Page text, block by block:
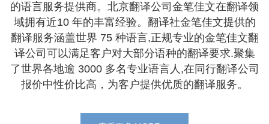
的语言服务提供商。北京翻译公司金笔佳文在翻译领
域拥有近10 年的丰富经验。翻译社金笔佳文提供的
翻译服务涵盖世界 75 种语言,正规专业的金笔佳文翻
译公司可以满足客户对大部分语种的翻译要求.聚集
了世界各地逾 3000 多名专业语言人,在同行翻译公司
报价中性价比高，为客户提供优质的翻译服务。